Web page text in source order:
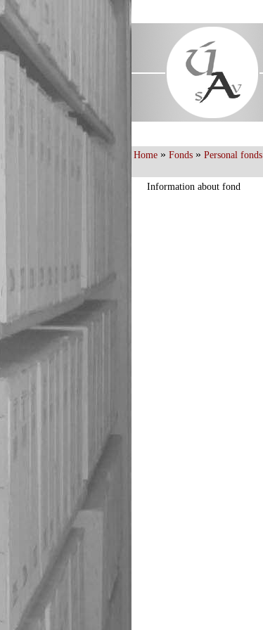
Home » Fonds » Personal fonds
Information about fond